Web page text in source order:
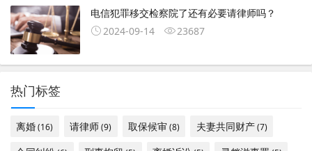
电信犯罪移交检察院了还有必要请律师吗？
2024-09-14
23687
热门标签
离婚(16) 请律师(9) 取保候审(8) 夫妻共同财产(7)